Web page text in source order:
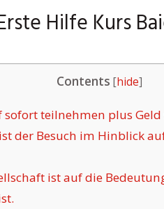
Hilfe Kurs
Contents [hide]
sofort teilnehmen plus Geld
der Besuch im Hinblick
ist auf die